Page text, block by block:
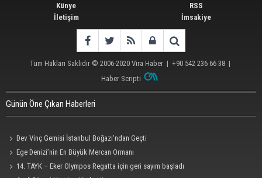
Künye
İletişim
RSS
İmsakiye
Tüm Hakları Saklıdır © 2006-2020 Vira Haber | +90 542 236 66 38 |
Haber Scripti
Günün Öne Çıkan Haberleri
Dev Vinç Gemisi İstanbul Boğazı'ndan Geçti
Ege Denizi’nin En Büyük Mercan Ormanı
14. TAYK – Eker Olympos Regatta için geri sayım başladı